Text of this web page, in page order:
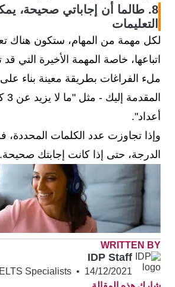
8. طالما أن إجاباتي صحيحة،
التعليمات
لكل مهمة من المهام، ستكون هناك
اتباعها، خاصة المهمة الأخيرة التي
ملء الفراغات بطريقة معينة بناء
أعداد".
وإذا تجاوزت عدد الكلمات
الدرجة، حتى إذا كانت إجابتك صحيحة.
WRITTEN BY
IDP Staff
14/12/2021
•
IELTS Specialists